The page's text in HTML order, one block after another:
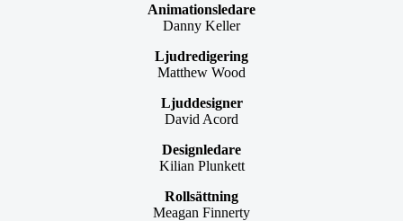
Animationsledare
Danny Keller
Ljudredigering
Matthew Wood
Ljuddesigner
David Acord
Designledare
Kilian Plunkett
Rollsättning
Meagan Finnerty